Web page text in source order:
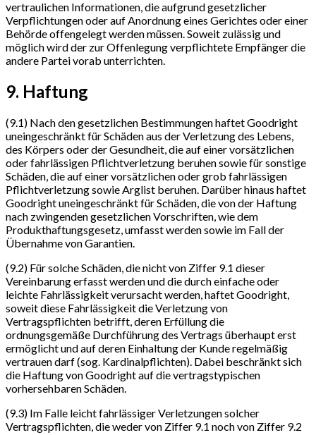
vertraulichen Informationen, die aufgrund gesetzlicher
Verpflichtungen oder auf Anordnung eines Gerichtes oder einer
Behörde offengelegt werden müssen. Soweit zulässig und
möglich wird der zur Offenlegung verpflichtete Empfänger die
andere Partei vorab unterrichten.
9. Haftung
(9.1) Nach den gesetzlichen Bestimmungen haftet Goodright
uneingeschränkt für Schäden aus der Verletzung des Lebens,
des Körpers oder der Gesundheit, die auf einer vorsätzlichen
oder fahrlässigen Pflichtverletzung beruhen sowie für sonstige
Schäden, die auf einer vorsätzlichen oder grob fahrlässigen
Pflichtverletzung sowie Arglist beruhen. Darüber hinaus haftet
Goodright uneingeschränkt für Schäden, die von der Haftung
nach zwingenden gesetzlichen Vorschriften, wie dem
Produkthaftungsgesetz, umfasst werden sowie im Fall der
Übernahme von Garantien.
(9.2) Für solche Schäden, die nicht von Ziffer 9.1 dieser
Vereinbarung erfasst werden und die durch einfache oder
leichte Fahrlässigkeit verursacht werden, haftet Goodright,
soweit diese Fahrlässigkeit die Verletzung von
Vertragspflichten betrifft, deren Erfüllung die
ordnungsgemäße Durchführung des Vertrags überhaupt erst
ermöglicht und auf deren Einhaltung der Kunde regelmäßig
vertrauen darf (sog. Kardinalpflichten). Dabei beschränkt sich
die Haftung von Goodright auf die vertragstypischen
vorhersehbaren Schäden.
(9.3) Im Falle leicht fahrlässiger Verletzungen solcher
Vertragspflichten, die weder von Ziffer 9.1 noch von Ziffer 9.2